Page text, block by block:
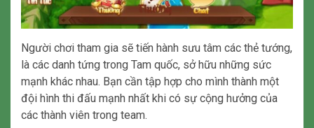
Người chơi tham gia sẽ tiến hành sưu tâm các thẻ tướng,
là các danh tứng trong Tam quốc, sở hữu những sức
mạnh khác nhau. Bạn cần tập hợp cho mình thành một
đội hình thi đấu mạnh nhất khi có sự cộng hưởng của
các thành viên trong team.